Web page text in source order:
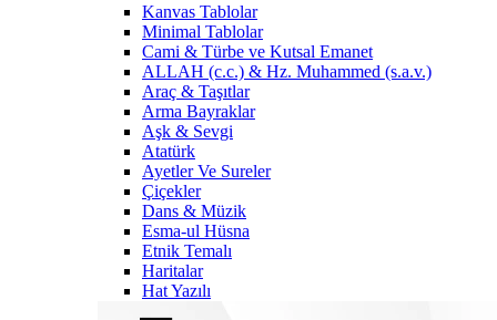
Kanvas Tablolar
Minimal Tablolar
Cami & Türbe ve Kutsal Emanet
ALLAH (c.c.) & Hz. Muhammed (s.a.v.)
Araç & Taşıtlar
Arma Bayraklar
Aşk & Sevgi
Atatürk
Ayetler Ve Sureler
Çiçekler
Dans & Müzik
Esma-ul Hüsna
Etnik Temalı
Haritalar
Hat Yazılı